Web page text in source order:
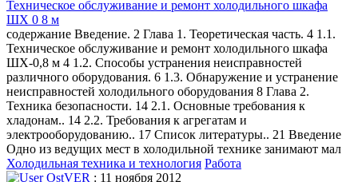
Техническое обслуживание и ремонт холодильного шкафа
ШХ 0 8 м
содержание Введение. 2 Глава 1. Теоретическая часть. 4 1.1.
Техническое обслуживание и ремонт холодильного шкафа
ШХ-0,8 м 4 1.2. Способы устранения неисправностей
различного оборудования. 6 1.3. Обнаружение и устранение
неисправностей холодильного оборудования 8 Глава 2.
Техника безопасности. 14 2.1. Основные требования к
хладонам.. 14 2.2. Требования к агрегатам и
электрооборудованию.. 17 Список литературы.. 21 Введение
Одно из ведущих мест в холодильной технике занимают мал
Холодильная техника и технология Работа
OstVER : 11 ноября 2012